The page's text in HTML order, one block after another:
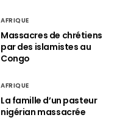
AFRIQUE
Massacres de chrétiens
par des islamistes au
Congo
AFRIQUE
La famille d’un pasteur
nigérian massacrée